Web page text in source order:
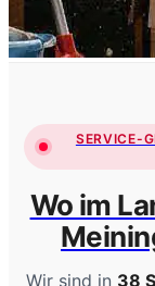
SERVICE-
Wo im
Wir sind in 38